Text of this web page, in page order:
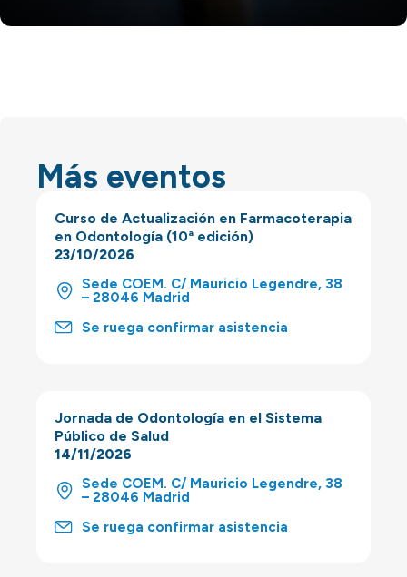
Más eventos
Curso de Actualización en Farmacoterapia
en Odontología (10ª edición)
23/10/2026
Sede COEM. C/ Mauricio Legendre, 38
– 28046 Madrid
Se ruega confirmar asistencia
Jornada de Odontología en el Sistema
Público de Salud
14/11/2026
Sede COEM. C/ Mauricio Legendre, 38
– 28046 Madrid
Se ruega confirmar asistencia